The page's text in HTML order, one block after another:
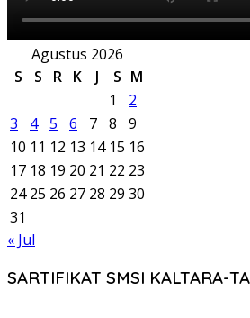
Agustus 2026
S
S R K J S M
1
2
3
4 5 6 7 8
9
10 11 12 13 14 15 16
17 18 19 20 21 22 23
24 25 26 27 28 29 30
31
« Jul
SARTIFIKAT SMSI KALTARA-